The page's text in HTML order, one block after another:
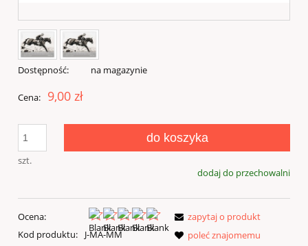
Dostępność: na magazynie
Cena: 9,00 zł
szt.
do koszyka
dodaj do przechowalni
Ocena:
Kod produktu:
J-MA-MM
zapytaj o produkt
poleć znajomemu